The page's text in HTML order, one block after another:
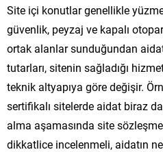
Site içi konutlar genellikle
güvenlik, peyzaj ve kapalı
ortak alanlar sunduğundan
tutarları, sitenin sağladığı
teknik altyapıya göre değişir.
sertifikalı sitelerde aidat biraz
alma aşamasında site
dikkatlice incelenmeli, aidatın